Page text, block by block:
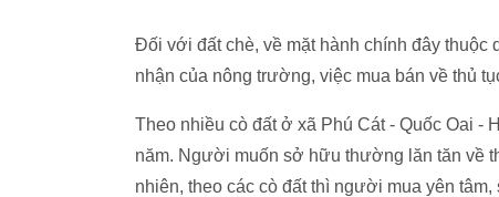
Đối với đất chè, về mặt hành chính đây
nhận của nông trường, việc mua bán về thủ
Theo nhiều cò đất ở xã Phú Cát - Quốc Oai -
năm. Người muốn sở hữu thường lăn tăn về
nhiên, theo các cò đất thì người mua yên